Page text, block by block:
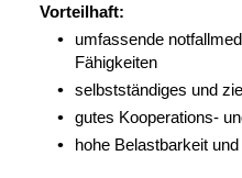
Vorteilhaft:
umfassende
Fähigkeiten
selbstständiges und
gutes Kooperations-
hohe Belastbarkeit